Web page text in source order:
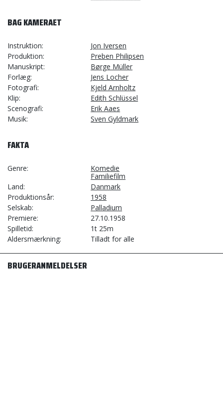
BAG KAMERAET
Instruktion
Jon Iversen
Produktion
Preben Philipsen
Manuskript
Børge Müller
Forlæg
Jens Locher
Fotografi
Kjeld Arnholtz
Klip
Edith Schlüssel
Scenografi
Erik Aaes
Musik
Sven Gyldmark
FAKTA
Genre
Komedie
Familiefilm
Land
Danmark
Produktionsår
1958
Selskab
Palladium
Premiere
27.10.1958
Spilletid
1t 25m
Aldersmærkning
Tilladt for alle
BRUGERANMELDELSER